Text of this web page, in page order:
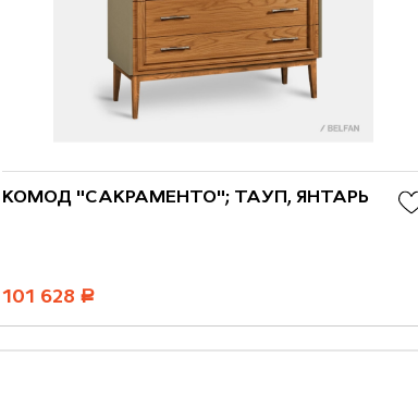
КОМОД "САКРАМЕНТО"; ТАУП, ЯНТАРЬ
101 628 руб.